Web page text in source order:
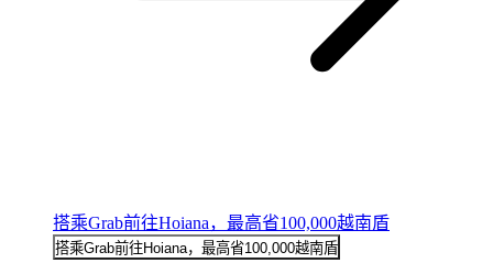
搭乘Grab前往Hoiana，最高省100,000越南盾
搭乘Grab前往Hoiana，最高省100,000越南盾